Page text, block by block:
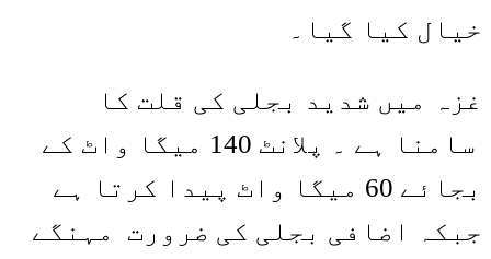
خیال کیا گیا۔
غزہ میں شدید بجلی کی قلت کا
سامنا ہے ۔ پلانٹ 140 میگا واٹ کے
بجائے 60 میگا واٹ پیدا کرتا ہے
جبکہ اضافی بجلی کی ضرورت مہنگے